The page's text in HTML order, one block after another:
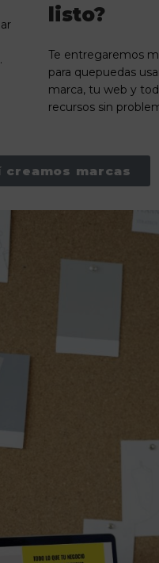
listo?
Te entregaremos
para quepuedas
marca, tu web y
recursos sin
creamos marcas